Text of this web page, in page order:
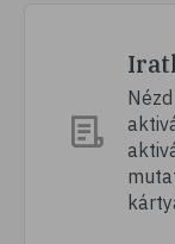
# relaxáció
# autogén
#
# önismeret
# önbizalom